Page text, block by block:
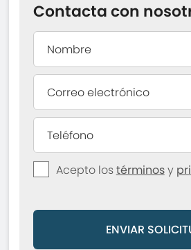
Contacta con
Acepto lostérminosy
ENVIAR